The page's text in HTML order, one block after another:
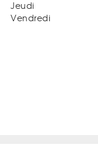
Jeudi
Vendredi